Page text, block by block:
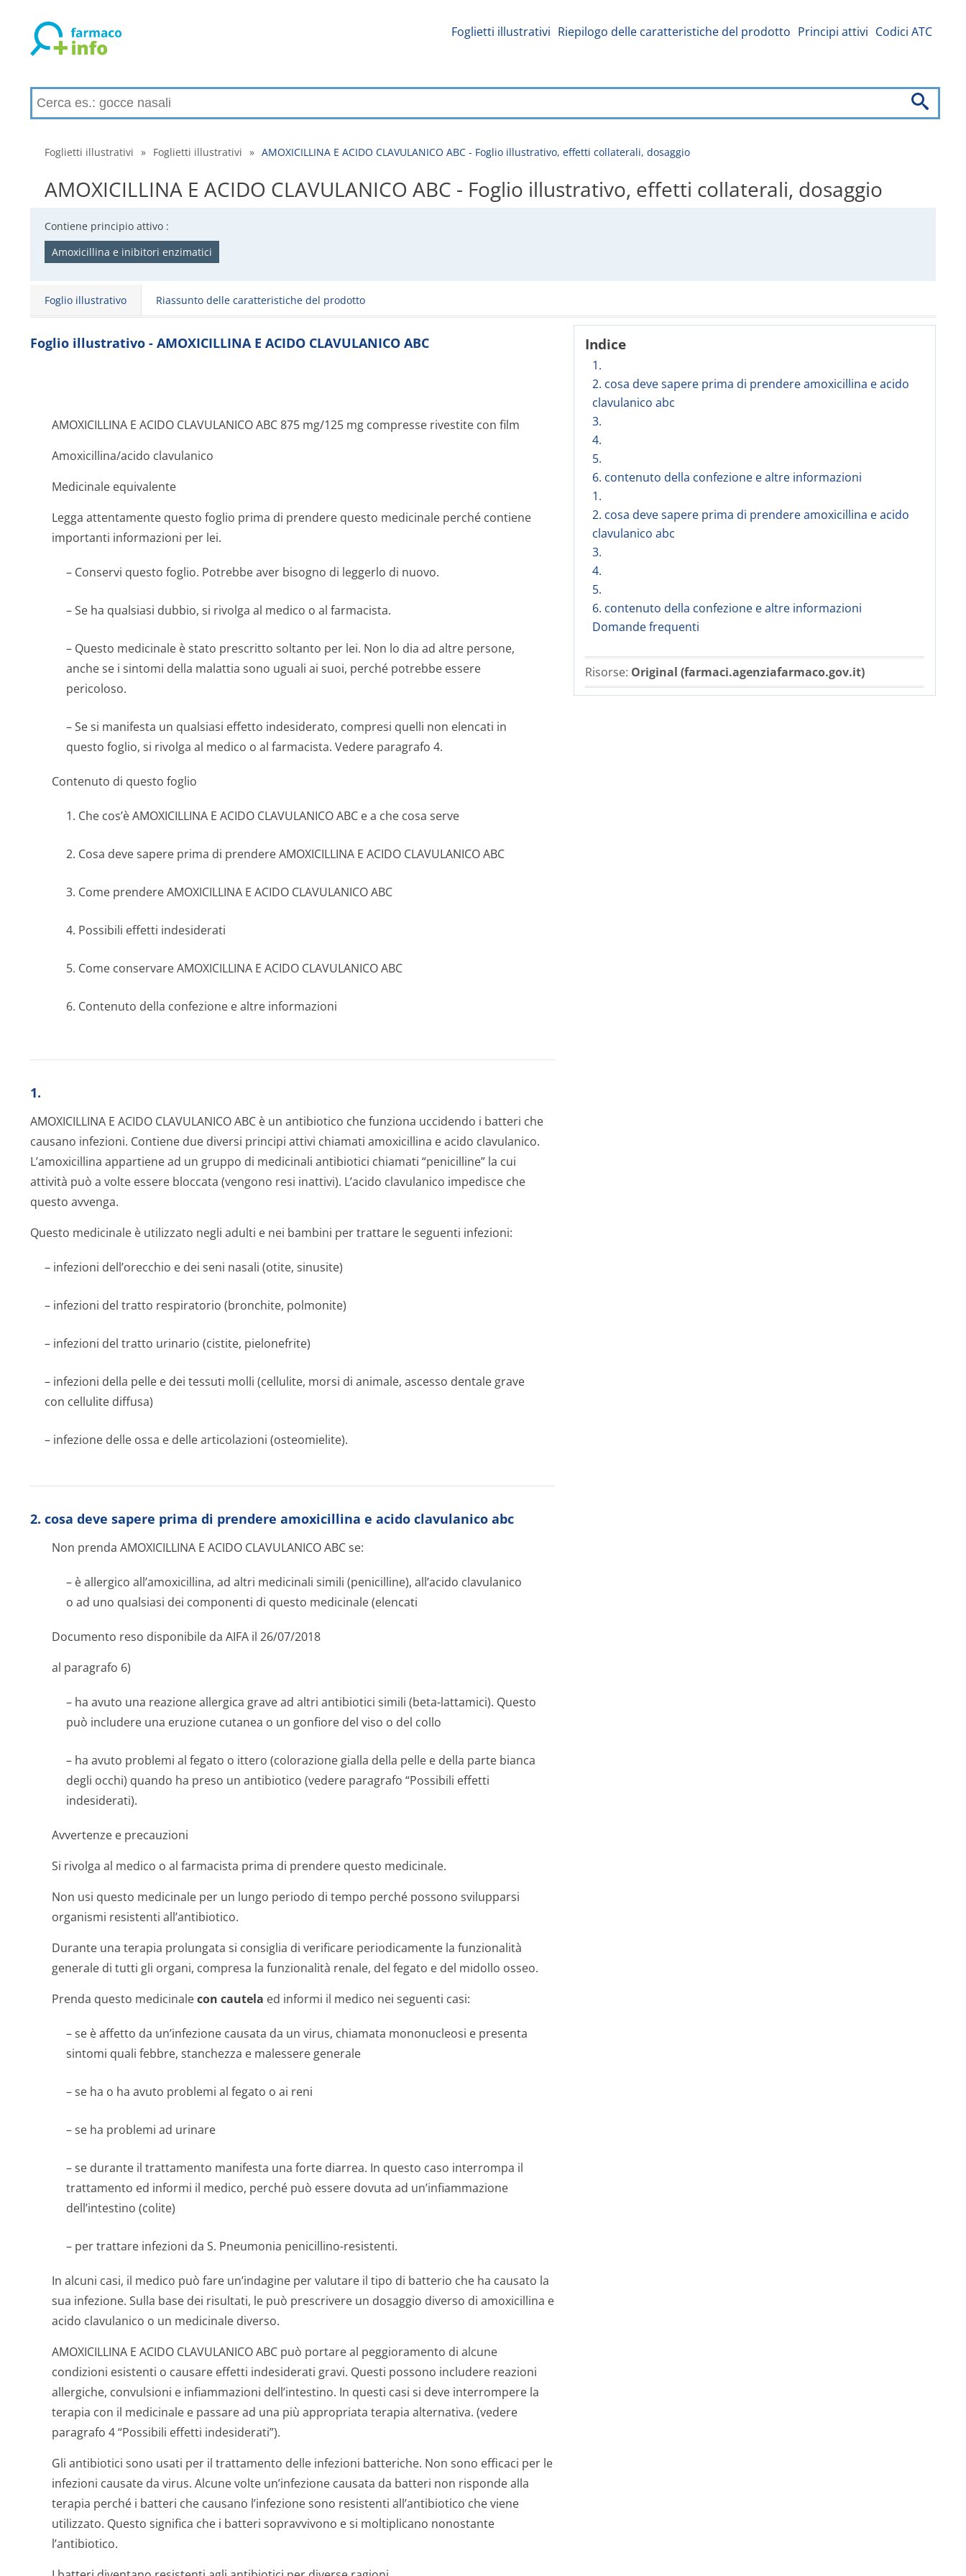
Foglietti illustrativi Riepilogo delle caratteristiche del prodotto Principi attivi Codici ATC
Foglietti illustrativi » Foglietti illustrativi » AMOXICILLINA E ACIDO CLAVULANICO ABC - Foglio illustrativo, effetti collaterali, dosaggio
AMOXICILLINA E ACIDO CLAVULANICO ABC - Foglio illustrativo, effetti collaterali, dosaggio
Contiene principio attivo :
Amoxicillina e inibitori enzimatici
Foglio illustrativo Riassunto delle caratteristiche del prodotto
Indice
1.
2. cosa deve sapere prima di prendere amoxicillina e acido
clavulanico abc
3.
4.
5.
6. contenuto della confezione e altre informazioni
1.
2. cosa deve sapere prima di prendere amoxicillina e acido
clavulanico abc
3.
4.
5.
6. contenuto della confezione e altre informazioni
Domande frequenti
Risorse: Original (farmaci.agenziafarmaco.gov.it)
Foglio illustrativo - AMOXICILLINA E ACIDO CLAVULANICO ABC
AMOXICILLINA E ACIDO CLAVULANICO ABC 875 mg/125 mg compresse rivestite con film
Amoxicillina/acido clavulanico
Medicinale equivalente
Legga attentamente questo foglio prima di prendere questo medicinale perché contiene
importanti informazioni per lei.
– Conservi questo foglio. Potrebbe aver bisogno di leggerlo di nuovo.
– Se ha qualsiasi dubbio, si rivolga al medico o al farmacista.
– Questo medicinale è stato prescritto soltanto per lei. Non lo dia ad altre persone,
anche se i sintomi della malattia sono uguali ai suoi, perché potrebbe essere
pericoloso.
– Se si manifesta un qualsiasi effetto indesiderato, compresi quelli non elencati in
questo foglio, si rivolga al medico o al farmacista. Vedere paragrafo 4.
Contenuto di questo foglio
1. Che cos’è AMOXICILLINA E ACIDO CLAVULANICO ABC e a che cosa serve
2. Cosa deve sapere prima di prendere AMOXICILLINA E ACIDO CLAVULANICO ABC
3. Come prendere AMOXICILLINA E ACIDO CLAVULANICO ABC
4. Possibili effetti indesiderati
5. Come conservare AMOXICILLINA E ACIDO CLAVULANICO ABC
6. Contenuto della confezione e altre informazioni
1.
AMOXICILLINA E ACIDO CLAVULANICO ABC è un antibiotico che funziona uccidendo i batteri che
causano infezioni. Contiene due diversi principi attivi chiamati amoxicillina e acido clavulanico.
L’amoxicillina appartiene ad un gruppo di medicinali antibiotici chiamati “penicilline” la cui
attività può a volte essere bloccata (vengono resi inattivi). L’acido clavulanico impedisce che
questo avvenga.
Questo medicinale è utilizzato negli adulti e nei bambini per trattare le seguenti infezioni:
– infezioni dell’orecchio e dei seni nasali (otite, sinusite)
– infezioni del tratto respiratorio (bronchite, polmonite)
– infezioni del tratto urinario (cistite, pielonefrite)
– infezioni della pelle e dei tessuti molli (cellulite, morsi di animale, ascesso dentale grave
con cellulite diffusa)
– infezione delle ossa e delle articolazioni (osteomielite).
2. cosa deve sapere prima di prendere amoxicillina e acido clavulanico abc
Non prenda AMOXICILLINA E ACIDO CLAVULANICO ABC se:
– è allergico all’amoxicillina, ad altri medicinali simili (penicilline), all’acido clavulanico
o ad uno qualsiasi dei componenti di questo medicinale (elencati
Documento reso disponibile da AIFA il 26/07/2018
al paragrafo 6)
– ha avuto una reazione allergica grave ad altri antibiotici simili (beta-lattamici). Questo
può includere una eruzione cutanea o un gonfiore del viso o del collo
– ha avuto problemi al fegato o ittero (colorazione gialla della pelle e della parte bianca
degli occhi) quando ha preso un antibiotico (vedere paragrafo “Possibili effetti
indesiderati).
Avvertenze e precauzioni
Si rivolga al medico o al farmacista prima di prendere questo medicinale.
Non usi questo medicinale per un lungo periodo di tempo perché possono svilupparsi
organismi resistenti all’antibiotico.
Durante una terapia prolungata si consiglia di verificare periodicamente la funzionalità
generale di tutti gli organi, compresa la funzionalità renale, del fegato e del midollo osseo.
Prenda questo medicinalecon cautela ed informi il medico nei seguenti casi:
– se è affetto da un’infezione causata da un virus, chiamata mononucleosi e presenta
sintomi quali febbre, stanchezza e malessere generale
– se ha o ha avuto problemi al fegato o ai reni
– se ha problemi ad urinare
– se durante il trattamento manifesta una forte diarrea. In questo caso interrompa il
trattamento ed informi il medico, perché può essere dovuta ad un’infiammazione
dell’intestino (colite)
– per trattare infezioni da S. Pneumonia penicillino-resistenti.
In alcuni casi, il medico può fare un’indagine per valutare il tipo di batterio che ha causato la
sua infezione. Sulla base dei risultati, le può prescrivere un dosaggio diverso di amoxicillina e
acido clavulanico o un medicinale diverso.
AMOXICILLINA E ACIDO CLAVULANICO ABC può portare al peggioramento di alcune
condizioni esistenti o causare effetti indesiderati gravi. Questi possono includere reazioni
allergiche, convulsioni e infiammazioni dell’intestino. In questi casi si deve interrompere la
terapia con il medicinale e passare ad una più appropriata terapia alternativa. (vedere
paragrafo 4 “Possibili effetti indesiderati”).
Gli antibiotici sono usati per il trattamento delle infezioni batteriche. Non sono efficaci per le
infezioni causate da virus. Alcune volte un’infezione causata da batteri non risponde alla
terapia perché i batteri che causano l’infezione sono resistenti all’antibiotico che viene
utilizzato. Questo significa che i batteri sopravvivono e si moltiplicano nonostante
l’antibiotico.